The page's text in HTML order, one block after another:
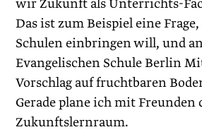
wir Zukunft als Unterrichts-
Das ist zum Beispiel eine
Schulen einbringen will, und
Evangelischen Schule Berlin
Vorschlag auf fruchtbaren
Gerade plane ich mit Freunden
Zukunftslernraum.